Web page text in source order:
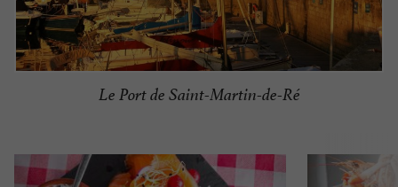
Le Port de Saint-Martin-de-Ré